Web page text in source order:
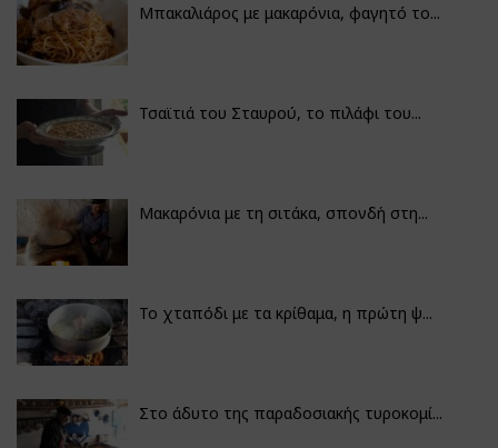
Μπακαλιάρος με μακαρόνια, φαγητό το...
Τσαϊτιά του Σταυρού, το πιλάφι του...
Μακαρόνια με τη σιτάκα, σπονδή στη...
Το χταπόδι με τα κρίθαμα, η πρώτη ψ...
Στο άδυτο της παραδοσιακής τυροκομί...